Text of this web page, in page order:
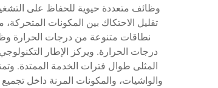
وظائف متعددة حيوية للحفاظ على
تقليل الاحتكاك بين المكونات
نطاقات متنوعة من درجات الحرارة
المثلى طوال فترات الخدمة الممتدة.
والواشيات، والمكونات المرنة داخل